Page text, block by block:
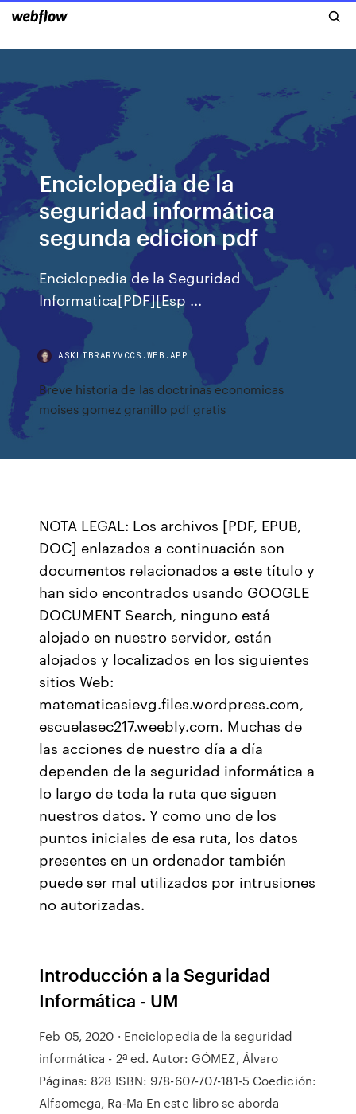
Enciclopedia de la
seguridad informática
segunda edicion pdf
Enciclopedia de la Seguridad
Informatica[PDF][Esp ...
ASKLIBRARYVCCS.WEB.APP
Breve historia de las doctrinas economicas
moises gomez granillo pdf gratis
NOTA LEGAL: Los archivos [PDF, EPUB,
DOC] enlazados a continuación son
documentos relacionados a este título y
han sido encontrados usando GOOGLE
DOCUMENT Search, ninguno está
alojado en nuestro servidor, están
alojados y localizados en los siguientes
sitios Web:
matematicasievg.files.wordpress.com,
escuelasec217.weebly.com. Muchas de
las acciones de nuestro día a día
dependen de la seguridad informática a
lo largo de toda la ruta que siguen
nuestros datos. Y como uno de los
puntos iniciales de esa ruta, los datos
presentes en un ordenador también
puede ser mal utilizados por intrusiones
no autorizadas.
Introducción a la Seguridad
Informática - UM
Feb 05, 2020 · Enciclopedia de la seguridad
informática - 2ª ed. Autor: GÓMEZ, Álvaro
Páginas: 828 ISBN: 978-607-707-181-5 Coedición:
Alfaomega, Ra-Ma En este libro se aborda